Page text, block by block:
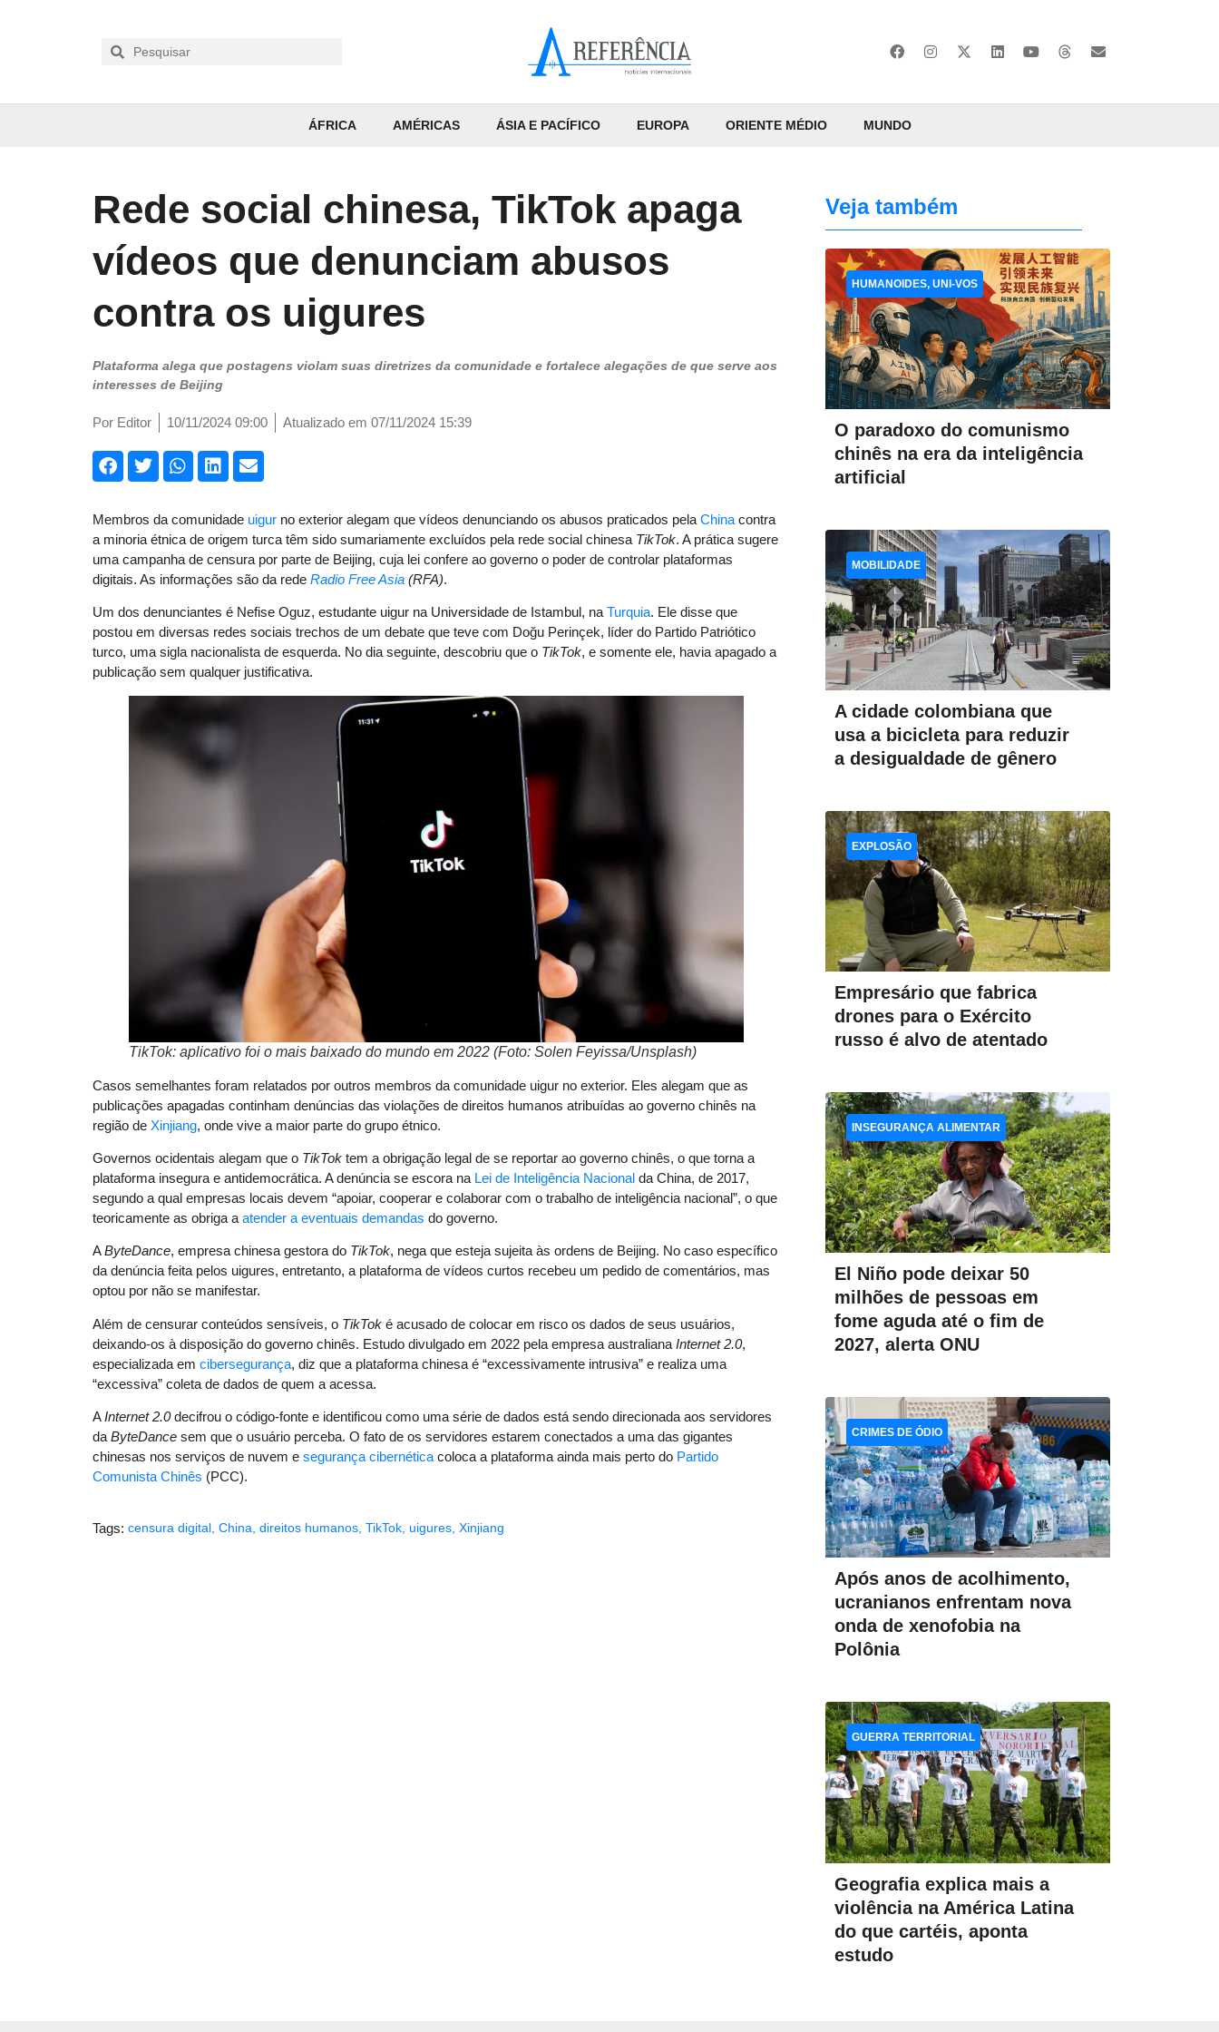
ÁFRICA AMÉRICAS ÁSIA E PACÍFICO EUROPA ORIENTE MÉDIO MUNDO
Rede social chinesa, TikTok apaga
vídeos que denunciam abusos
contra os uigures
Plataforma alega que postagens violam suas diretrizes da comunidade e fortalece alegações de que serve aos
interesses de Beijing
Por Editor 10/11/2024 09:00 Atualizado em 07/11/2024 15:39
Membros da comunidade uigur no exterior alegam que vídeos denunciando os abusos praticados pela China contra
a minoria étnica de origem turca têm sido sumariamente excluídos pela rede social chinesa TikTok. A prática sugere
uma campanha de censura por parte de Beijing, cuja lei confere ao governo o poder de controlar plataformas
digitais. As informações são da rede Radio Free Asia (RFA).
Um dos denunciantes é Nefise Oguz, estudante uigur na Universidade de Istambul, na Turquia. Ele disse que
postou em diversas redes sociais trechos de um debate que teve com Doğu Perinçek, líder do Partido Patriótico
turco, uma sigla nacionalista de esquerda. No dia seguinte, descobriu que o TikTok, e somente ele, havia apagado a
publicação sem qualquer justificativa.
TikTok: aplicativo foi o mais baixado do mundo em 2022 (Foto: Solen Feyissa/Unsplash)
Casos semelhantes foram relatados por outros membros da comunidade uigur no exterior. Eles alegam que as
publicações apagadas continham denúncias das violações de direitos humanos atribuídas ao governo chinês na
região de Xinjiang, onde vive a maior parte do grupo étnico.
Governos ocidentais alegam que o TikTok tem a obrigação legal de se reportar ao governo chinês, o que torna a
plataforma insegura e antidemocrática. A denúncia se escora na Lei de Inteligência Nacional da China, de 2017,
segundo a qual empresas locais devem “apoiar, cooperar e colaborar com o trabalho de inteligência nacional”, o que
teoricamente as obriga a atender a eventuais demandas do governo.
AByteDance, empresa chinesa gestora do TikTok, nega que esteja sujeita às ordens de Beijing. No caso específico
da denúncia feita pelos uigures, entretanto, a plataforma de vídeos curtos recebeu um pedido de comentários, mas
optou por não se manifestar.
Além de censurar conteúdos sensíveis, o TikTok é acusado de colocar em risco os dados de seus usuários,
deixando-os à disposição do governo chinês. Estudo divulgado em 2022 pela empresa australiana Internet 2.0,
especializada em cibersegurança, diz que a plataforma chinesa é “excessivamente intrusiva” e realiza uma
“excessiva” coleta de dados de quem a acessa.
AInternet 2.0decifrou o código-fonte e identificou como uma série de dados está sendo direcionada aos servidores
da ByteDance sem que o usuário perceba. O fato de os servidores estarem conectados a uma das gigantes
chinesas nos serviços de nuvem e segurança cibernética coloca a plataforma ainda mais perto do Partido
Comunista Chinês (PCC).
Tags: censura digital China direitos humanos TikTok uigures Xinjiang
Veja também
O paradoxo do comunismo
chinês na era da inteligência
artificial
HUMANOIDES, UNI-VOS
A cidade colombiana que
usa a bicicleta para reduzir
a desigualdade de gênero
MOBILIDADE
Empresário que fabrica
drones para o Exército
russo é alvo de atentado
EXPLOSÃO
El Niño pode deixar 50
milhões de pessoas em
fome aguda até o fim de
2027, alerta ONU
INSEGURANÇA ALIMENTAR
Após anos de acolhimento,
ucranianos enfrentam nova
onda de xenofobia na
Polônia
CRIMES DE ÓDIO
Geografia explica mais a
violência na América Latina
do que cartéis, aponta
estudo
GUERRA TERRITORIAL